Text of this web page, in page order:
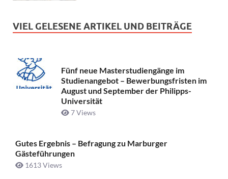
VIEL GELESENE ARTIKEL UND BEITRÄGE
Fünf neue Masterstudiengänge im
Studienangebot – Bewerbungsfristen im
August und September der Philipps-
Universität
7 Views
Gutes Ergebnis – Befragung zu Marburger
Gästeführungen
1613 Views